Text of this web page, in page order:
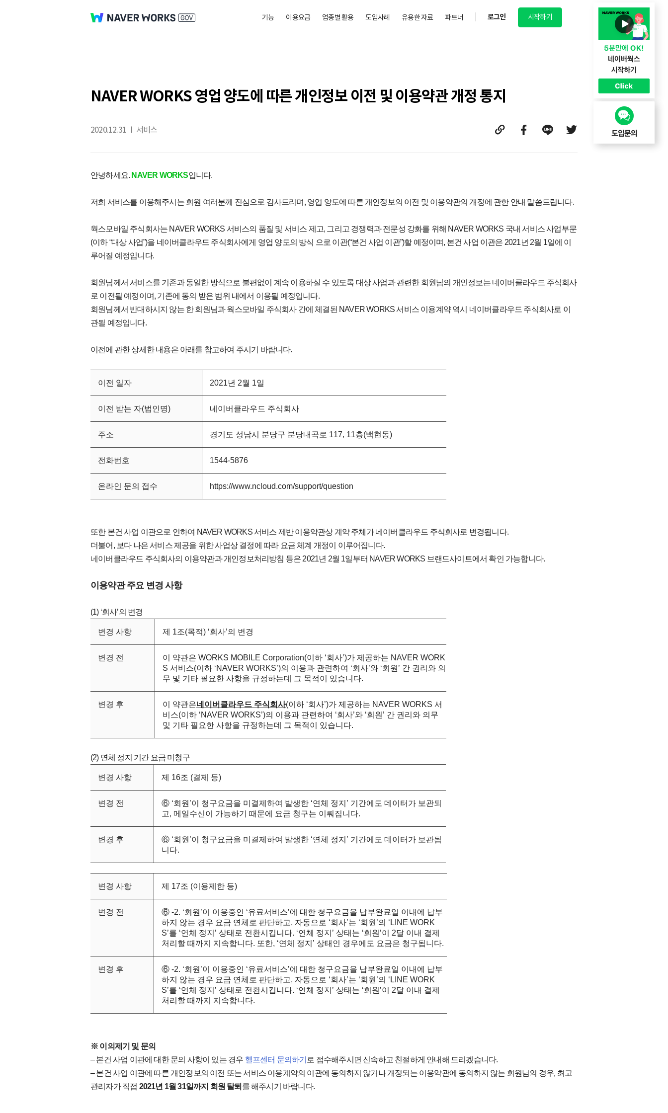
기능 이용요금 업종별 활용 도입사례 유용한 자료 파트너 로그인 시작하기
NAVER WORKS 영업 양도에 따른 개인정보 이전 및 이용약관 개정 통지
2020.12.31 서비스
안녕하세요. NAVER WORKS입니다.
저희 서비스를 이용해주시는 회원 여러분께 진심으로 감사드리며, 영업 양도에 따른 개인정보의 이전 및 이용약관의 개정에 관한 안내 말씀드립니다.
웍스모바일 주식회사는 NAVER WORKS 서비스의 품질 및 서비스 제고, 그리고 경쟁력과 전문성 강화를 위해 NAVER WORKS 국내 서비스 사업부문
(이하 “대상 사업”)을 네이버클라우드 주식회사에게 영업 양도의 방식 으로 이관(“본건 사업 이관”)할 예정이며, 본건 사업 이관은 2021년 2월 1일에 이
루어질 예정입니다.
회원님께서 서비스를 기존과 동일한 방식으로 불편없이 계속 이용하실 수 있도록 대상 사업과 관련한 회원님의 개인정보는 네이버클라우드 주식회사
로 이전될 예정이며, 기존에 동의 받은 범위 내에서 이용될 예정입니다.
회원님께서 반대하시지 않는 한 회원님과 웍스모바일 주식회사 간에 체결된 NAVER WORKS 서비스 이용계약 역시 네이버클라우드 주식회사로 이
관될 예정입니다.
이전에 관한 상세한 내용은 아래를 참고하여 주시기 바랍니다.
이전 일자 2021년 2월 1일
이전 받는 자(법인명) 네이버클라우드 주식회사
주소 경기도 성남시 분당구 분당내곡로 117, 11층(백현동)
전화번호 1544-5876
온라인 문의 접수 https://www.ncloud.com/support/question
또한 본건 사업 이관으로 인하여 NAVER WORKS 서비스 제반 이용약관상 계약 주체가 네이버클라우드 주식회사로 변경됩니다.
더불어, 보다 나은 서비스 제공을 위한 사업상 결정에 따라 요금 체계 개정이 이루어집니다.
네이버클라우드 주식회사의 이용약관과 개인정보처리방침 등은 2021년 2월 1일부터 NAVER WORKS 브랜드사이트에서 확인 가능합니다.
이용약관 주요 변경 사항
(1) ‘회사’의 변경
변경 사항 제 1조(목적) ‘회사’의 변경
변경 전
이 약관은 WORKS MOBILE Corporation(이하 ‘회사’)가 제공하는 NAVER WORK
S 서비스(이하 ‘NAVER WORKS’)의 이용과 관련하여 ‘회사’와 ‘회원’ 간 권리와 의
무 및 기타 필요한 사항을 규정하는데 그 목적이 있습니다.
변경 후 이 약관은네이버클라우드 주식회사(이하 ‘회사’)가 제공하는 NAVER WORKS 서
비스(이하 ‘NAVER WORKS’)의 이용과 관련하여 ‘회사’와 ‘회원’ 간 권리와 의무
및 기타 필요한 사항을 규정하는데 그 목적이 있습니다.
(2) 연체 정지 기간 요금 미청구
변경 사항 제 16조 (결제 등)
변경 전
⑥ ‘회원’이 청구요금을 미결제하여 발생한 ‘연체 정지’ 기간에도 데이터가 보관되
고, 메일수신이 가능하기 때문에 요금 청구는 이뤄집니다.
변경 후
⑥ ‘회원’이 청구요금을 미결제하여 발생한 ‘연체 정지’ 기간에도 데이터가 보관됩
니다.
변경 사항 제 17조 (이용제한 등)
변경 전
⑥ -2. ‘회원’이 이용중인 ‘유료서비스’에 대한 청구요금을 납부완료일 이내에 납부
하지 않는 경우 요금 연체로 판단하고, 자동으로 ‘회사’는 ‘회원’의 ‘LINE WORK
S’를 ‘연체 정지’ 상태로 전환시킵니다. ‘연체 정지’ 상태는 ‘회원’이 2달 이내 결제
처리할 때까지 지속합니다. 또한, ‘연체 정지’ 상태인 경우에도 요금은 청구됩니다.
변경 후
⑥ -2. ‘회원’이 이용중인 ‘유료서비스’에 대한 청구요금을 납부완료일 이내에 납부
하지 않는 경우 요금 연체로 판단하고, 자동으로 ‘회사’는 ‘회원’의 ‘LINE WORK
S’를 ‘연체 정지’ 상태로 전환시킵니다. ‘연체 정지’ 상태는 ‘회원’이 2달 이내 결제
처리할 때까지 지속합니다.
※ 이의제기 및 문의
– 본건 사업 이관에 대한 문의 사항이 있는 경우 헬프센터 문의하기 로 접수해주시면 신속하고 친절하게 안내해 드리겠습니다.
– 본건 사업 이관에 따른 개인정보의 이전 또는 서비스 이용계약의 이관에 동의하지 않거나 개정되는 이용약관에 동의하지 않는 회원님의 경우, 최고
관리자가 직접 2021년 1월 31일까지 회원 탈퇴 를 해주시기 바랍니다.